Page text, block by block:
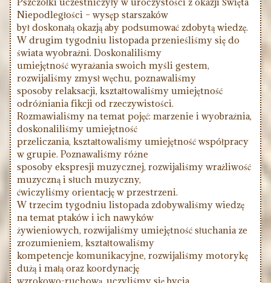
Niepodległości – wysęp starszaków
był doskonałą okazją aby podsumować zdobytą wiedzę.
W drugim tygodniu listopada przenieśliśmy się do
świata wyobraźni. Doskonaliliśmy
umiejętność wyrażania swoich myśli gestem,
rozwijaliśmy zmysł węchu, poznawaliśmy
sposoby relaksacji, kształtowaliśmy umiejętność
odróżniania fikcji od rzeczywistości.
Rozmawialiśmy na temat pojęć: marzenie i wyobraźnia,
doskonaliliśmy umiejętność
przeliczania, kształtowaliśmy umiejętność współpracy
w grupie. Poznawaliśmy różne
sposoby ekspresji muzycznej, rozwijaliśmy wrażliwość
muzyczną i słuch muzyczny,
ćwiczyliśmy orientację w przestrzeni.
W trzecim tygodniu listopada zdobywaliśmy wiedzę
na temat ptaków i ich nawyków
żywieniowych, rozwijaliśmy umiejętność słuchania ze
zrozumieniem, kształtowaliśmy
kompetencje komunikacyjne, rozwijaliśmy motorykę
dużą i małą oraz koordynację